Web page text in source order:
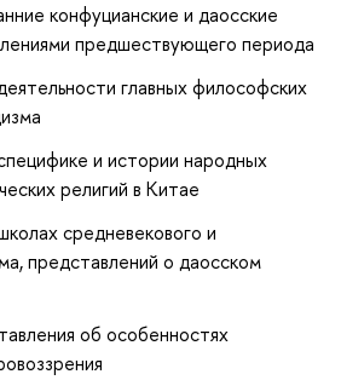
конфуцианские и даосские
предшествующего периода
главных философских
и истории народных
религий в Китае
средневекового и
представлений о даосском
об особенностях